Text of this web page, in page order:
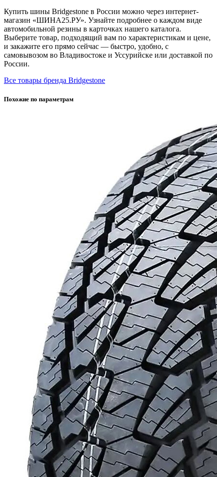
Купить шины Bridgestone в России можно через интернет-
магазин «ШИНА25.РУ». Узнайте подробнее о каждом виде
автомобильной резины в карточках нашего каталога.
Выберите товар, подходящий вам по характеристикам и цене,
и закажите его прямо сейчас — быстро, удобно, с
самовывозом во Владивостоке и Уссурийске или доставкой по
России.
Все товары бренда Bridgestone
Похожие по параметрам